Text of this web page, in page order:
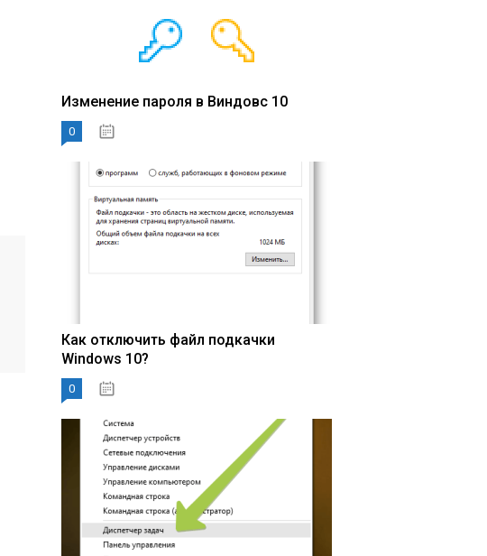
Изменение пароля в Виндовс 10
0
Как отключить файл подкачки
Windows 10?
0